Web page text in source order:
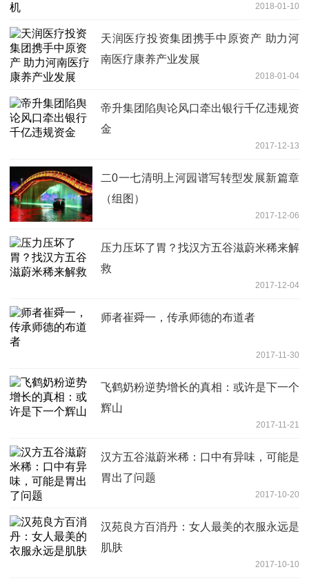
2018-01-10
天润医疗投资集团携手中原资产 助力河
南医疗康养产业发展
2018-01-04
帝升集团陷舆论风口牵出银行千亿违规资
金
2017-12-13
二0一七清明上河园谱写转型发展新篇章
（组图）
2017-12-06
压力压坏了胃？找汉方五谷滋蔚米稀来解
救
2017-12-04
师者崔舜一，传承师德的布道者
2017-11-30
飞鹤奶粉逆势增长的真相：或许是下一个
辉山
2017-11-21
汉方五谷滋蔚米稀：口中有异味，可能是
胃出了问题
2017-10-20
汉苑良方百消丹：女人最美的衣服永远是
肌肤
2017-10-10